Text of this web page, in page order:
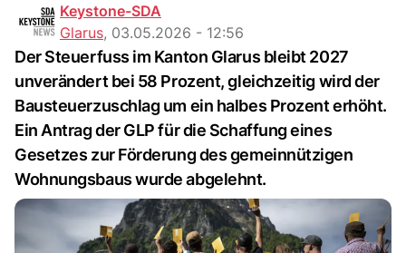
Keystone-SDA
Glarus, 03.05.2026 - 12:56
Der Steuerfuss im Kanton Glarus bleibt 2027
unverändert bei 58 Prozent, gleichzeitig wird der
Bausteuerzuschlag um ein halbes Prozent erhöht.
Ein Antrag der GLP für die Schaffung eines
Gesetzes zur Förderung des gemeinnützigen
Wohnungsbaus wurde abgelehnt.